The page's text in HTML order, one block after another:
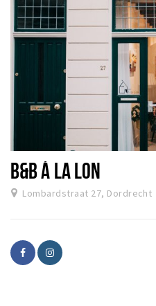
B&B Á LA LON
Lombardstraat 27, Dordrecht